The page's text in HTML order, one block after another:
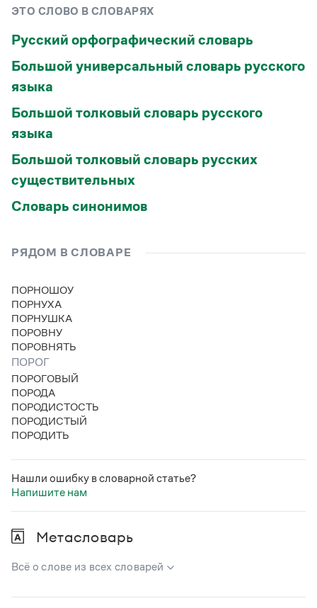
ЭТО СЛОВО В СЛОВАРЯХ
Русский орфографический словарь
Большой универсальный словарь русского
языка
Большой толковый словарь русского
языка
Большой толковый словарь русских
существительных
Словарь синонимов
РЯДОМ В СЛОВАРЕ
ПОРНОШОУ
ПОРНУХА
ПОРНУШКА
ПОРОВНУ
ПОРОВНЯТЬ
ПОРОГ
ПОРОГОВЫЙ
ПОРОДА
ПОРОДИСТОСТЬ
ПОРОДИСТЫЙ
ПОРОДИТЬ
Нашли ошибку в словарной статье?
Напишите нам
Метасловарь
Всё о слове из всех словарей
В метасловаре Грамоты в удобном виде собрана вся